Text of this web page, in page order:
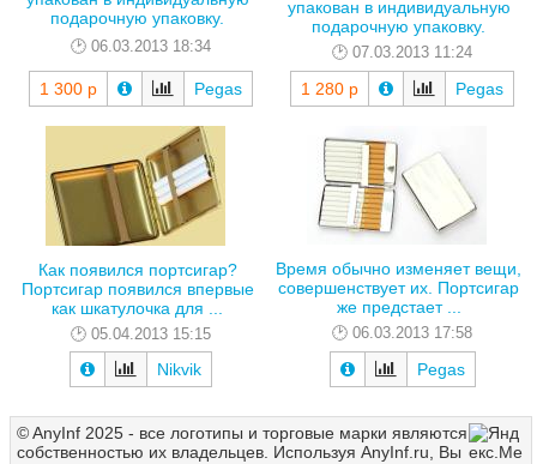
подарочную упаковку.
06.03.2013 18:34
1 300 р Pegas
упакован в индивидуальную
подарочную упаковку.
07.03.2013 11:24
1 280 р Pegas
Как появился портсигар?
Портсигар появился впервые
как шкатулочка для ...
05.04.2013 15:15
Nikvik
Время обычно изменяет вещи,
совершенствует их. Портсигар
же предстает ...
06.03.2013 17:58
Pegas
© AnyInf 2025 - все логотипы и торговые марки являются
собственностью их владельцев. Используя AnyInf.ru, Вы